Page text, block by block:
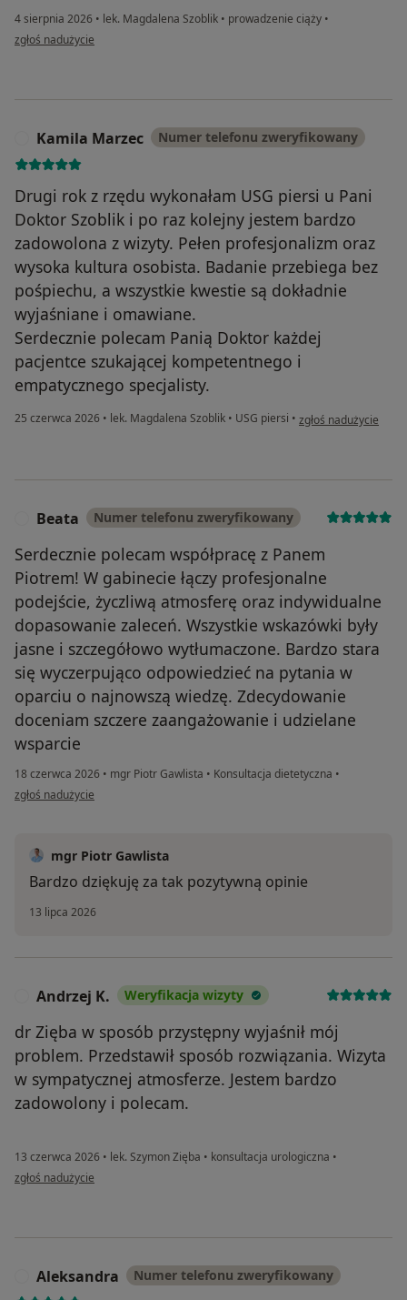
4 sierpnia 2026 • lek. Magdalena Szoblik • prowadzenie ciąży •
w opinii użytkownika Caron
zgłoś nadużycie
Kamila Marzec Numer telefonu zweryfikowany
Drugi rok z rzędu wykonałam USG piersi u Pani
Doktor Szoblik i po raz kolejny jestem bardzo
zadowolona z wizyty. Pełen profesjonalizm oraz
wysoka kultura osobista. Badanie przebiega bez
pośpiechu, a wszystkie kwestie są dokładnie
wyjaśniane i omawiane.
Serdecznie polecam Panią Doktor każdej
pacjentce szukającej kompetentnego i
empatycznego specjalisty.
25 czerwca 2026 • lek. Magdalena Szoblik • USG piersi • w opinii użytkownika
zgłoś nadużycie
Beata Numer telefonu zweryfikowany
Serdecznie polecam współpracę z Panem
Piotrem! W gabinecie łączy profesjonalne
podejście, życzliwą atmosferę oraz indywidualne
dopasowanie zaleceń. Wszystkie wskazówki były
jasne i szczegółowo wytłumaczone. Bardzo stara
się wyczerpująco odpowiedzieć na pytania w
oparciu o najnowszą wiedzę. Zdecydowanie
doceniam szczere zaangażowanie i udzielane
wsparcie
18 czerwca 2026 • mgr Piotr Gawlista • Konsultacja dietetyczna •
w opinii użytkownika Beata
zgłoś nadużycie
mgr Piotr Gawlista
Bardzo dziękuję za tak pozytywną opinie
13 lipca 2026
Andrzej K. Weryfikacja wizyty
dr Zięba w sposób przystępny wyjaśnił mój
problem. Przedstawił sposób rozwiązania. Wizyta
w sympatycznej atmosferze. Jestem bardzo
zadowolony i polecam.
13 czerwca 2026 • lek. Szymon Zięba • konsultacja urologiczna •
w opinii użytkownika Andrzej K.
zgłoś nadużycie
Aleksandra Numer telefonu zweryfikowany